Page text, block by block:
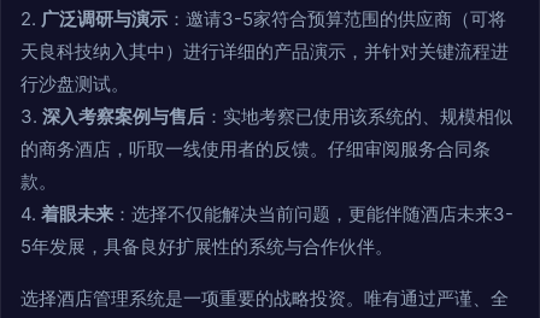
2. 广泛调研与演示 ：邀请3-5家符合预算范围的供应商（可将
天良科技纳入其中）进行详细的产品演示，并针对关键流程进
行沙盘测试。
3. 深入考察案例与售后 ：实地考察已使用该系统的、规模相似
的商务酒店，听取一线使用者的反馈。仔细审阅服务合同条
款。
4. 着眼未来 ：选择不仅能解决当前问题，更能伴随酒店未来3-
5年发展，具备良好扩展性的系统与合作伙伴。
选择酒店管理系统是一项重要的战略投资。唯有通过严谨、全